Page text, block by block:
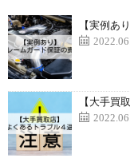
【実例あ
【大手買